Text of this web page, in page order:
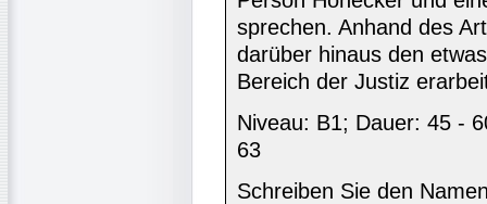
sprechen. Anhand des
darüber hinaus den
Bereich der Justiz
Niveau: B1; Dauer: 45 -
63
Schreiben Sie den